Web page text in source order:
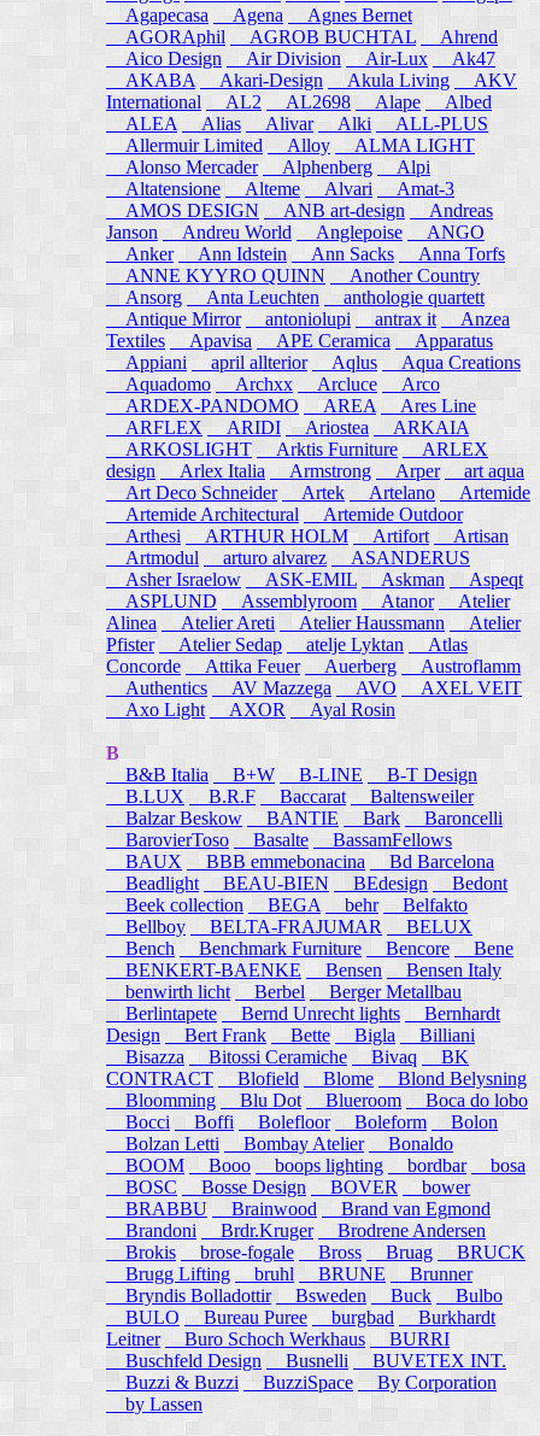
Agapecasa
Agena
Agnes Bernet
AGORAphil
AGROB BUCHTAL
Ahrend
Aico Design
Air Division Air-Lux
Ak47
AKABA
Akari-Design Akula Living
AKV
International
AL2 AL2698 Alape
Albed
ALEA
Alias Alivar Alki
ALL-PLUS
Allermuir Limited
Alloy
ALMA LIGHT
Alonso Mercader
Alphenberg
Alpi
Altatensione
Alteme Alvari
Amat-3
AMOS DESIGN
ANB art-design
Andreas
Janson
Andreu World Anglepoise
ANGO
Anker
Ann Idstein Ann Sacks
Anna Torfs
ANNE KYYRO QUINN
Another Country
Ansorg
Anta Leuchten
anthologie quartett
Antique Mirror
antoniolupi antrax it
Anzea
Textiles
Apavisa APE Ceramica
Apparatus
Appiani
april allterior Aqlus Aqua Creations
Aquadomo
Archxx Arcluce
Arco
ARDEX-PANDOMO
AREA
Ares Line
ARFLEX
ARIDI Ariostea
ARKAIA
ARKOSLIGHT
Arktis Furniture
ARLEX
design
Arlex Italia Armstrong Arper
art aqua
Art Deco Schneider
Artek Artelano
Artemide
Artemide Architectural
Artemide Outdoor
Arthesi
ARTHUR HOLM Artifort
Artisan
Artmodul
arturo alvarez
ASANDERUS
Asher Israelow
ASK-EMIL Askman
Aspeqt
ASPLUND
Assemblyroom Atanor
Atelier
Alinea
Atelier Areti Atelier Haussmann
Atelier
Pfister
Atelier Sedap atelje Lyktan
Atlas
Concorde
Attika Feuer Auerberg
Austroflamm
Authentics
AV Mazzega AVO
AXEL VEIT
Axo Light
AXOR Ayal Rosin
B
B&B Italia
B+W B-LINE
B-T Design
B.LUX
B.R.F Baccarat
Baltensweiler
Balzar Beskow
BANTIE Bark
Baroncelli
BarovierToso
Basalte
BassamFellows
BAUX
BBB emmebonacina
Bd Barcelona
Beadlight
BEAU-BIEN BEdesign
Bedont
Beek collection
BEGA behr
Belfakto
Bellboy
BELTA-FRAJUMAR
BELUX
Bench
Benchmark Furniture Bencore
Bene
BENKERT-BAENKE
Bensen
Bensen Italy
benwirth licht
Berbel
Berger Metallbau
Berlintapete
Bernd Unrecht lights
Bernhardt
Design
Bert Frank Bette Bigla
Billiani
Bisazza
Bitossi Ceramiche Bivaq
BK
CONTRACT
Blofield Blome Blond Belysning
Bloomming
Blu Dot Blueroom
Boca do lobo
Bocci
Boffi Bolefloor Boleform
Bolon
Bolzan Letti
Bombay Atelier
Bonaldo
BOOM
Booo boops lighting bordbar
bosa
BOSC
Bosse Design BOVER
bower
BRABBU
Brainwood
Brand van Egmond
Brandoni
Brdr.Kruger
Brodrene Andersen
Brokis
brose-fogale Bross Bruag
BRUCK
Brugg Lifting
bruhl BRUNE
Brunner
Bryndis Bolladottir
Bsweden Buck
Bulbo
BULO
Bureau Puree burgbad
Burkhardt
Leitner
Buro Schoch Werkhaus
BURRI
Buschfeld Design
Busnelli
BUVETEX INT.
Buzzi & Buzzi
BuzziSpace By Corporation
by Lassen